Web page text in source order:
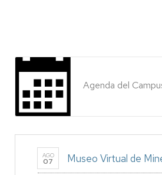
Agenda del
AGO
07 Museo Virtual de